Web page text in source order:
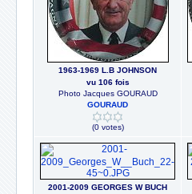
1963-1969 L.B JOHNSON
vu 106 fois
Photo Jacques GOURAUD
GOURAUD
(0 votes)
2001-2009 GEORGES W BUCH